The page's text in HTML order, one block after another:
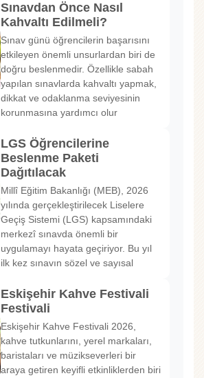
Sınavdan Önce Nasıl
Kahvaltı Edilmeli?
Sınav günü öğrencilerin başarısını
etkileyen önemli unsurlardan biri de
doğru beslenmedir. Özellikle sabah
yapılan sınavlarda kahvaltı yapmak,
dikkat ve odaklanma seviyesinin
korunmasına yardımcı olur
LGS Öğrencilerine
Beslenme Paketi
Dağıtılacak
Millî Eğitim Bakanlığı (MEB), 2026
yılında gerçekleştirilecek Liselere
Geçiş Sistemi (LGS) kapsamındaki
merkezî sınavda önemli bir
uygulamayı hayata geçiriyor. Bu yıl
ilk kez sınavın sözel ve sayısal
Eskişehir Kahve Festivali
Festivali
Eskişehir Kahve Festivali 2026,
kahve tutkunlarını, yerel markaları,
baristaları ve müzikseverleri bir
araya getiren keyifli etkinliklerden biri